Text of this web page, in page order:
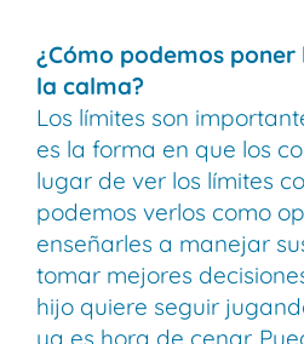
¿Cómo podemos
la calma?
Los límites son
es la forma en que los
lugar de ver los límites
podemos verlos como
enseñarles a manejar
tomar mejores
hijo quiere seguir